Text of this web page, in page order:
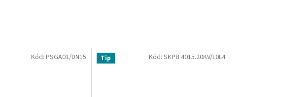
Kód: PSGA01/DN15 Tip Kód: SKPB 4015.20KV/L0L4